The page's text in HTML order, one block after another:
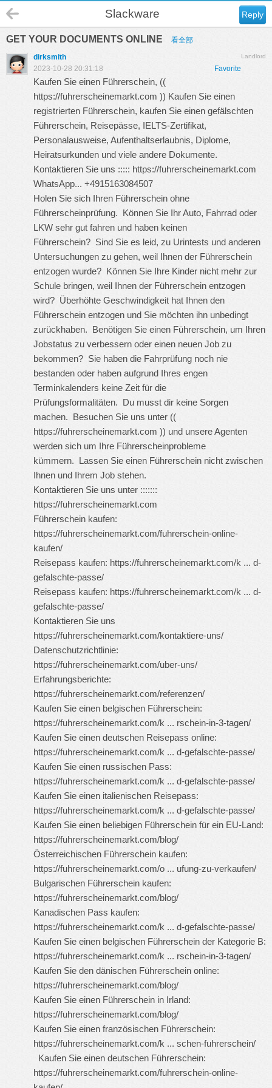
Reply
Slackware
GET YOUR DOCUMENTS ONLINE 看全部
Landlord
dirksmith
Favorite
2023-10-28 20:31:18
Kaufen Sie einen Führerschein, ((
https://fuhrerscheinemarkt.com )) Kaufen Sie einen
registrierten Führerschein, kaufen Sie einen gefälschten
Führerschein, Reisepässe, IELTS-Zertifikat,
Personalausweise, Aufenthaltserlaubnis, Diplome,
Heiratsurkunden und viele andere Dokumente.
Kontaktieren Sie uns ::::: https://fuhrerscheinemarkt.com
WhatsApp... +4915163084507
Holen Sie sich Ihren Führerschein ohne
Führerscheinprüfung. Können Sie Ihr Auto, Fahrrad oder
LKW sehr gut fahren und haben keinen
Führerschein? Sind Sie es leid, zu Urintests und anderen
Untersuchungen zu gehen, weil Ihnen der Führerschein
entzogen wurde? Können Sie Ihre Kinder nicht mehr zur
Schule bringen, weil Ihnen der Führerschein entzogen
wird? Überhöhte Geschwindigkeit hat Ihnen den
Führerschein entzogen und Sie möchten ihn unbedingt
zurückhaben. Benötigen Sie einen Führerschein, um Ihren
Jobstatus zu verbessern oder einen neuen Job zu
bekommen? Sie haben die Fahrprüfung noch nie
bestanden oder haben aufgrund Ihres engen
Terminkalenders keine Zeit für die
Prüfungsformalitäten. Du musst dir keine Sorgen
machen. Besuchen Sie uns unter ((
https://fuhrerscheinemarkt.com )) und unsere Agenten
werden sich um Ihre Führerscheinprobleme
kümmern. Lassen Sie einen Führerschein nicht zwischen
Ihnen und Ihrem Job stehen.
Kontaktieren Sie uns unter :::::::
https://fuhrerscheinemarkt.com
Führerschein kaufen:
https://fuhrerscheinemarkt.com/fuhrerschein-online-
kaufen/
Reisepass kaufen: https://fuhrerscheinemarkt.com/k ... d-
gefalschte-passe/
Reisepass kaufen: https://fuhrerscheinemarkt.com/k ... d-
gefalschte-passe/
Kontaktieren Sie uns
https://fuhrerscheinemarkt.com/kontaktiere-uns/
Datenschutzrichtlinie:
https://fuhrerscheinemarkt.com/uber-uns/
Erfahrungsberichte:
https://fuhrerscheinemarkt.com/referenzen/
Kaufen Sie einen belgischen Führerschein:
https://fuhrerscheinemarkt.com/k ... rschein-in-3-tagen/
Kaufen Sie einen deutschen Reisepass online:
https://fuhrerscheinemarkt.com/k ... d-gefalschte-passe/
Kaufen Sie einen russischen Pass:
https://fuhrerscheinemarkt.com/k ... d-gefalschte-passe/
Kaufen Sie einen italienischen Reisepass:
https://fuhrerscheinemarkt.com/k ... d-gefalschte-passe/
Kaufen Sie einen beliebigen Führerschein für ein EU-Land:
https://fuhrerscheinemarkt.com/blog/
Österreichischen Führerschein kaufen:
https://fuhrerscheinemarkt.com/o ... ufung-zu-verkaufen/
Bulgarischen Führerschein kaufen:
https://fuhrerscheinemarkt.com/blog/
Kanadischen Pass kaufen:
https://fuhrerscheinemarkt.com/k ... d-gefalschte-passe/
Kaufen Sie einen belgischen Führerschein der Kategorie B:
https://fuhrerscheinemarkt.com/k ... rschein-in-3-tagen/
Kaufen Sie den dänischen Führerschein online:
https://fuhrerscheinemarkt.com/blog/
Kaufen Sie einen Führerschein in Irland:
https://fuhrerscheinemarkt.com/blog/
Kaufen Sie einen französischen Führerschein:
https://fuhrerscheinemarkt.com/k ... schen-fuhrerschein/
Kaufen Sie einen deutschen Führerschein:
https://fuhrerscheinemarkt.com/fuhrerschein-online-